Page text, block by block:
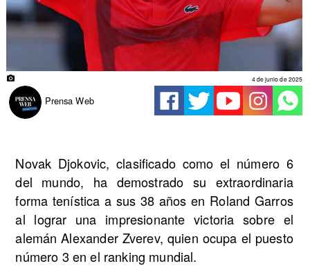
Prensa Web
4 de junio de 2025
Novak Djokovic, clasificado como el número 6
del mundo, ha demostrado su extraordinaria
forma tenística a sus 38 años en Roland Garros
al lograr una impresionante victoria sobre el
alemán Alexander Zverev, quien ocupa el puesto
número 3 en el ranking mundial.